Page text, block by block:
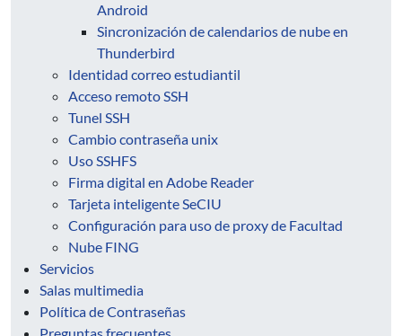
Android
Sincronización de calendarios de nube en
Thunderbird
Identidad correo estudiantil
Acceso remoto SSH
Tunel SSH
Cambio contraseña unix
Uso SSHFS
Firma digital en Adobe Reader
Tarjeta inteligente SeCIU
Configuración para uso de proxy de Facultad
Nube FING
Servicios
Salas multimedia
Política de Contraseñas